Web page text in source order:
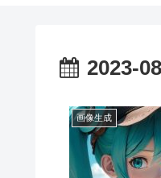
2023-08
画像生成